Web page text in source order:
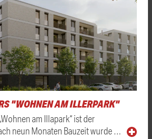
"WOHNEN AM ILLERPARK"
am Illapark“ ist der
neun Monaten Bauzeit wurde …